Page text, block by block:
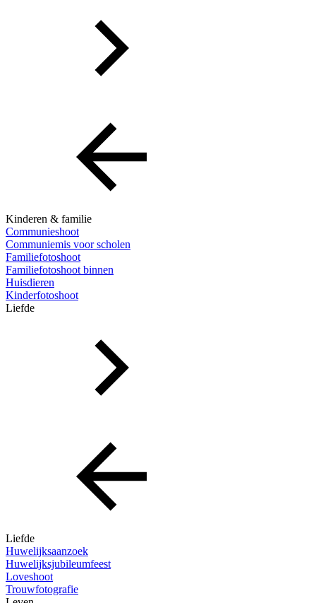
Kinderen & familie
Communieshoot
Communiemis voor scholen
Familiefotoshoot
Familiefotoshoot binnen
Huisdieren
Kinderfotoshoot
Liefde
Liefde
Huwelijksaanzoek
Huwelijksjubileumfeest
Loveshoot
Trouwfotografie